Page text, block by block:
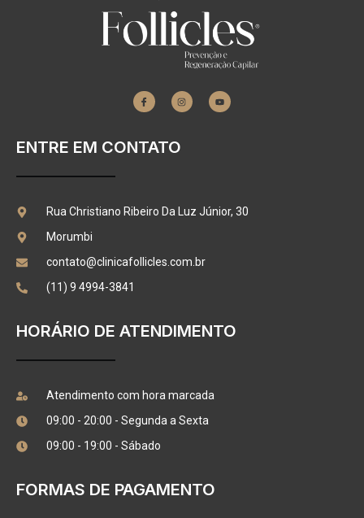
ENTRE EM CONTATO
Rua Christiano Ribeiro Da Luz Júnior, 30
Morumbi
contato@clinicafollicles.com.br
(11) 9 4994-3841
HORÁRIO DE ATENDIMENTO
Atendimento com hora marcada
09:00 - 20:00 - Segunda a Sexta
09:00 - 19:00 - Sábado
FORMAS DE PAGAMENTO